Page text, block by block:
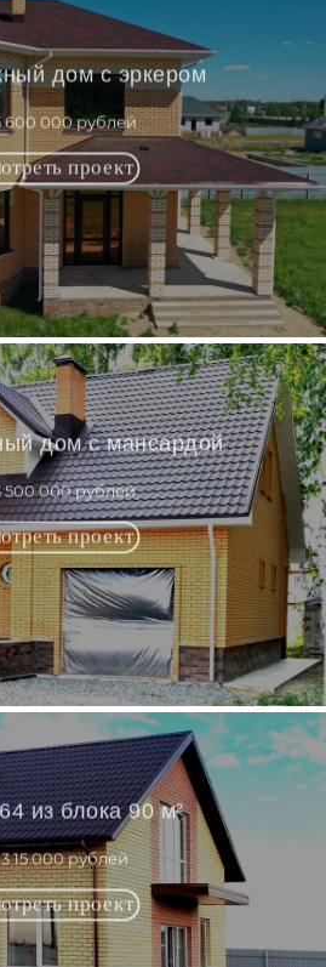
дом с эркером
600 000 рублей
дом с мансардой
500 000 рублей
из блока 90 м²
3 15 000 рублей